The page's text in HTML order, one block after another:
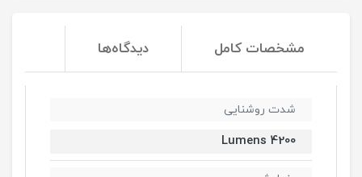
مشخصات کامل دیدگاه‌ها
شدت روشنایی
4200 Lumens